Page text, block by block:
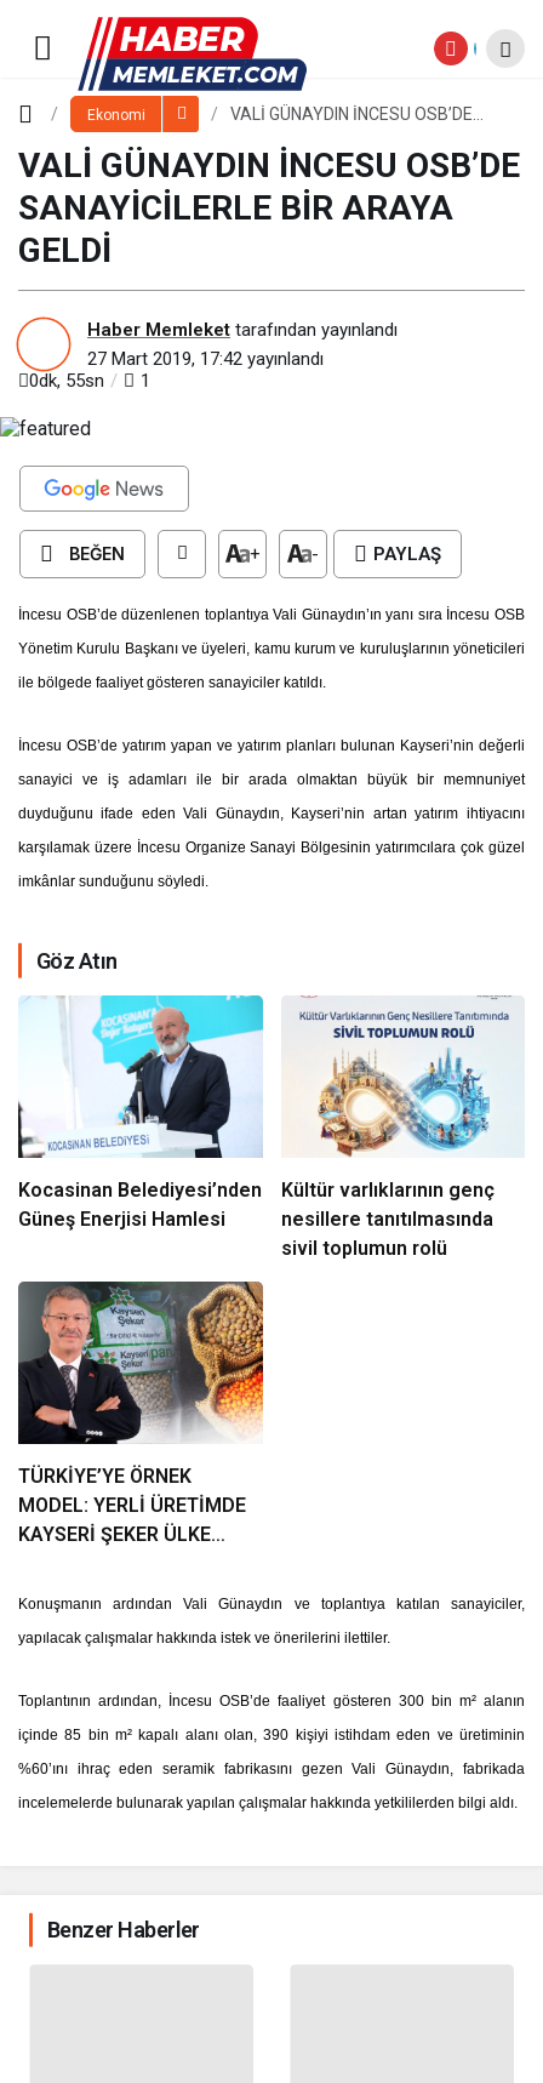
Ekonomi
VALİ GÜNAYDIN İNCESU OSB’DE
VALİ GÜNAYDIN İNCESU OSB’DE
SANAYİCİLERLE BİR ARAYA
GELDİ
Haber Memleket tarafından yayınlandı
27 Mart 2019, 17:42 yayınlandı
0dk, 55sn
1
BEĞEN + - PAYLAŞ
İncesu OSB’de düzenlenen toplantıya Vali Günaydın’ın yanı sıra İncesu OSB
Yönetim Kurulu Başkanı ve üyeleri, kamu kurum ve kuruluşlarının yöneticileri
ile bölgede faaliyet gösteren sanayiciler katıldı.
İncesu OSB’de yatırım yapan ve yatırım planları bulunan Kayseri’nin değerli
sanayici ve iş adamları ile bir arada olmaktan büyük bir memnuniyet
duyduğunu ifade eden Vali Günaydın, Kayseri’nin artan yatırım ihtiyacını
karşılamak üzere İncesu Organize Sanayi Bölgesinin yatırımcılara çok güzel
imkânlar sunduğunu söyledi.
Göz Atın
Kocasinan Belediyesi’nden
Güneş Enerjisi Hamlesi
Kültür varlıklarının genç
nesillere tanıtılmasında
sivil toplumun rolü
TÜRKİYE’YE ÖRNEK
MODEL: YERLİ ÜRETİMDE
KAYSERİ ŞEKER ÜLKE
Konuşmanın ardından Vali Günaydın ve toplantıya katılan sanayiciler,
yapılacak çalışmalar hakkında istek ve önerilerini ilettiler.
Toplantının ardından, İncesu OSB’de faaliyet gösteren 300 bin m² alanın
içinde 85 bin m² kapalı alanı olan, 390 kişiyi istihdam eden ve üretiminin
%60’ını ihraç eden seramik fabrikasını gezen Vali Günaydın, fabrikada
incelemelerde bulunarak yapılan çalışmalar hakkında yetkililerden bilgi aldı.
VALİ GÜNAYDIN İNCESU OSB’DE
SANAYİCİLERLE BİR ARAYA GELDİ
Yorum Yap
Benzer Haberler